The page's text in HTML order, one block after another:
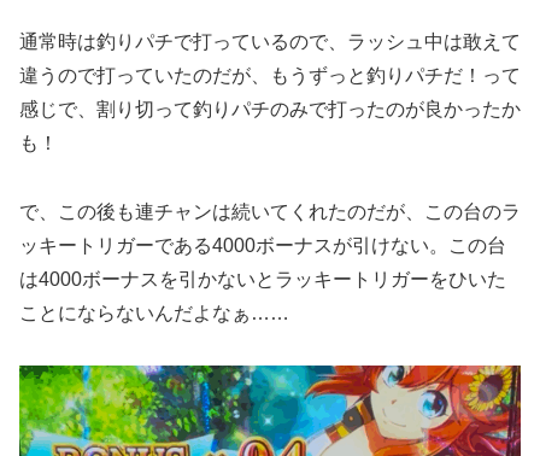
通常時は釣りパチで打っているので、ラッシュ中は敢えて
違うので打っていたのだが、もうずっと釣りパチだ！って
感じで、割り切って釣りパチのみで打ったのが良かったか
も！
で、この後も連チャンは続いてくれたのだが、この台のラ
ッキートリガーである4000ボーナスが引けない。この台
は4000ボーナスを引かないとラッキートリガーをひいた
ことにならないんだよなぁ……